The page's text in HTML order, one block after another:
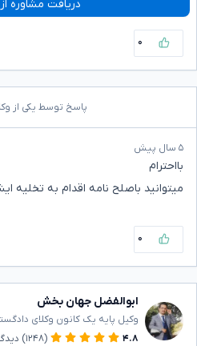
دریافت مشاوره
۰
پاسخ توسط یکی از
۵ سال پیش
بااحترام
میتوانید باصلح نامه اقدام به تخلیه
۰
ابوالفضل جهان بخش
وکیل پایه یک کانون وکلای
۴.۸
(۱۲۴۸)